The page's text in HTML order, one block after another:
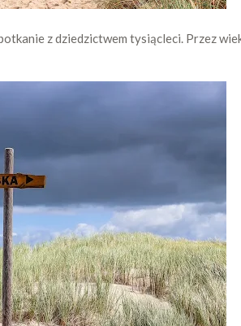
z dziedzictwem tysiącleci. Przez